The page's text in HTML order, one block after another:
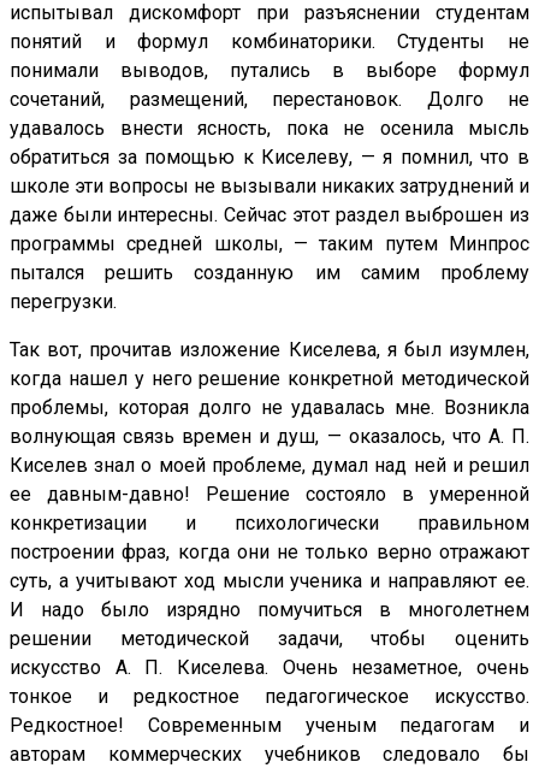
испытывал дискомфорт при разъяснении студентам
понятий и формул комбинаторики. Студенты не
понимали выводов, путались в выборе формул
сочетаний, размещений, перестановок. Долго не
удавалось внести ясность, пока не осенила мысль
обратиться за помощью к Киселеву, — я помнил, что в
школе эти вопросы не вызывали никаких затруднений и
даже были интересны. Сейчас этот раздел выброшен из
программы средней школы, — таким путем Минпрос
пытался решить созданную им самим проблему
перегрузки.
Так вот, прочитав изложение Киселева, я был изумлен,
когда нашел у него решение конкретной методической
проблемы, которая долго не удавалась мне. Возникла
волнующая связь времен и душ, — оказалось, что А. П.
Киселев знал о моей проблеме, думал над ней и решил
ее давным-давно! Решение состояло в умеренной
конкретизации и психологически правильном
построении фраз, когда они не только верно отражают
суть, а учитывают ход мысли ученика и направляют ее.
И надо было изрядно помучиться в многолетнем
решении методической задачи, чтобы оценить
искусство А. П. Киселева. Очень незаметное, очень
тонкое и редкостное педагогическое искусство.
Редкостное! Современным ученым педагогам и
авторам коммерческих учебников следовало бы